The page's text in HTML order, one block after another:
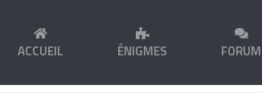
ACCUEIL ÉNIGMES FORUM